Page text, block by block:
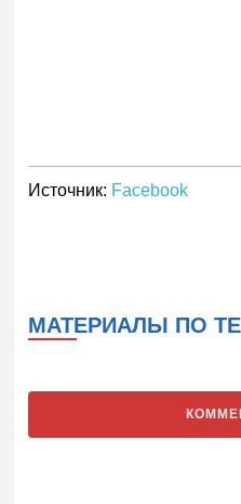
Источник: Facebook
МАТЕРИАЛЫ ПО